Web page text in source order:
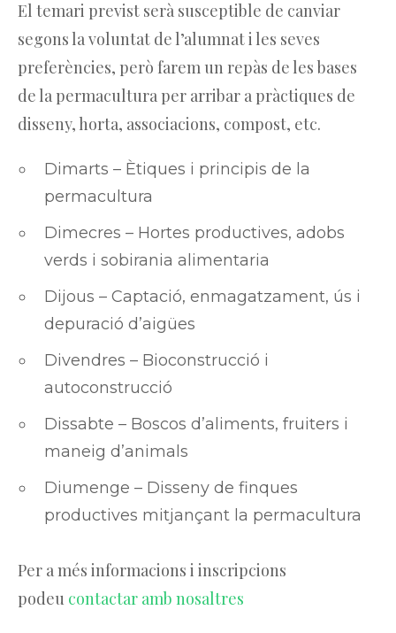
El temari previst serà susceptible de canviar
segons la voluntat de l’alumnat i les seves
preferències, però farem un repàs de les bases
de la permacultura per arribar a pràctiques de
disseny, horta, associacions, compost, etc.
Dimarts – Ètiques i principis de la
permacultura
Dimecres – Hortes productives, adobs
verds i sobirania alimentaria
Dijous – Captació, enmagatzament, ús i
depuració d’aigües
Divendres – Bioconstrucció i
autoconstrucció
Dissabte – Boscos d’aliments, fruiters i
maneig d’animals
Diumenge – Disseny de finques
productives mitjançant la permacultura
Per a més informacions i inscripcions
podeu contactar amb nosaltres